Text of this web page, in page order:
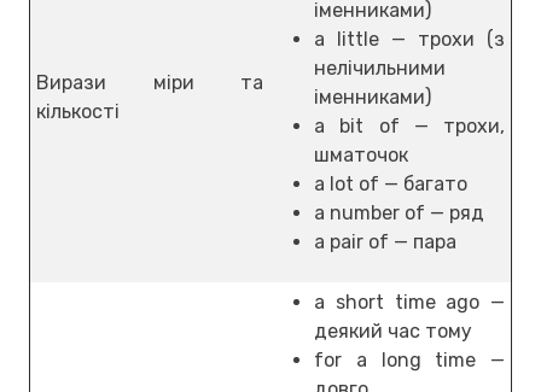
Вирази міри та
кількості
іменниками)
a little — трохи (з
нелічильними
іменниками)
a bit of — трохи,
шматочок
a lot of — багато
a number of — ряд
a pair of — пара
a short time ago —
деякий час тому
for a long time —